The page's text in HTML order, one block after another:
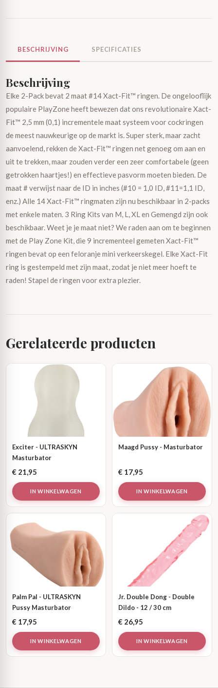
BESCHRIJVING SPECIFICATIES
Beschrijving
Elke 2-Pack bevat 2 maat #14 Xact-Fit™ ringen. De ongelooflijk
populaire PlayZone heeft bewezen dat ons revolutionaire Xact-
Fit™ 2,5 mm (0,1) incrementele maat systeem voor cockringen
de meest nauwkeurige op de markt is. Super sterk, maar zacht
aanvoelend, rekken de Xact-Fit™ ringen net genoeg om aan en
uit te trekken, maar zouden verder een zeer comfortabele (geen
getrokken haartjes!) en effectieve pasvorm moeten bieden. De
maat # verwijst naar de ID in inches (#10 = 1,0 ID, #11=1,1 ID,
enz.) Alle 14 Xact-Fit™ ringmaten zijn nu beschikbaar in 2-packs
met enkele maten. 3 Ring Kits van M, L, XL en Gemengd zijn ook
beschikbaar. Weet je je maat niet? We raden aan om te beginnen
met de Play Zone Kit, die 9 incrementeel gemeten Xact-Fit™
ringen bevat op een feloranje mini verkeerskegel. Elke Xact-Fit
ring is gestempeld met zijn maat, zodat je niet meer hoeft te
raden! Stapel de ringen voor extra plezier.
Gerelateerde producten
Exciter - ULTRASKYN
Masturbator
€ 21,95
IN WINKELWAGEN
Maagd Pussy - Masturbator
€ 17,95
IN WINKELWAGEN
Palm Pal - ULTRASKYN
Pussy Masturbator
€ 17,95
IN WINKELWAGEN
Jr. Double Dong - Double
Dildo - 12 / 30 cm
€ 26,95
IN WINKELWAGEN